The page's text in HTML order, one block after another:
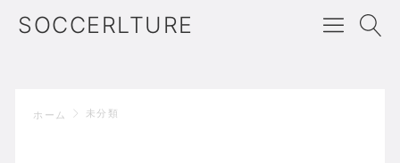
SOCCERLTURE
ホーム 未分類